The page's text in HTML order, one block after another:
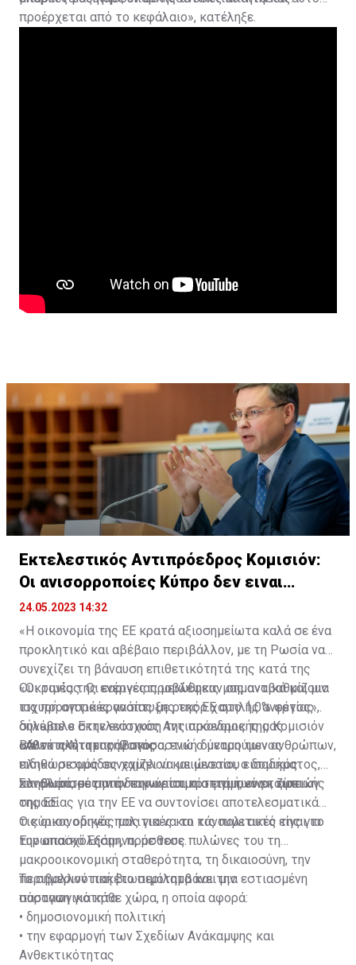
προέρχεται από το κεφάλαιο», κατέληξε.
Εκτελεστικός Αντιπρόεδρος Κομισιόν:
Οι ανισορροποίες Κύπρο δεν ειναι
ανησυχούν
24.05.2023 14:32
«Η οικονομία της ΕΕ κρατά αξιοσημείωτα καλά σε ένα
προκλητικό και αβέβαιο περιβάλλον, με τη Ρωσία να
συνεχίζει τη βάναυση επιθετικότητά της κατά της
Ουκρανίας. Οι εαρινές προβλέψεις μας αναβαθμίζουν
τις προοπτικές ανάπτυξης της ΕΕ στο 1,0% φέτος»,
δήλωσεο Εκτελεστικός Αντιπρόεδρος της Κομισιόν
Βάλντις Ντομπρόβσκις
«Οι τιμές της ενέργειας μειώθηκαν σημαντικά και μια
ισχυρή αγορά εργασίας με ρεκόρ χαμηλής ανεργίας
συνέβαλε στην ενίσχυση της οικονομικής μας
ανθεκτικότητας. Ωστόσο, ενώ ο μετρούμενος
πληθωρισμός συνεχίζει να μειώνεται, ο δομικός
πληθωρισμός αποδεικνύεται πιο επίμονος», είπε
«Αυτό πλήττει την αγοραστική δύναμη των ανθρώπων,
ειδικά σε ομάδες χαμηλού και μεσαίου εισοδήματος,
και βλάπτει την ανταγωνιστικότητα των εταιρειών
της ΕΕ.
Συνολικά, σε αυτήν την κρίσιμη στιγμή, είναι ζωτικής
σημασίας για την ΕΕ να συντονίσει αποτελεσματικά
τις οικονομικές πολιτικές και τις πολιτικές της για
την απασχόληση», πρόσθεσε.
Ο κύριος οδηγός μας για να το κάνουμε αυτό είναι το
Ευρωπαϊκό Εξάμηνο, με τους πυλώνες του τη
μακροοικονομική σταθερότητα, τη δικαιοσύνη, την
περιβαλλοντική βιωσιμότητα και την
παραγωγικότητα.
Το σημερινό πακέτο περιλαμβάνει μια εστιασμένη
σύσταση για κάθε χώρα, η οποία αφορά:
• δημοσιονομική πολιτική
• την εφαρμογή των Σχεδίων Ανάκαμψης και
Ανθεκτικότητας